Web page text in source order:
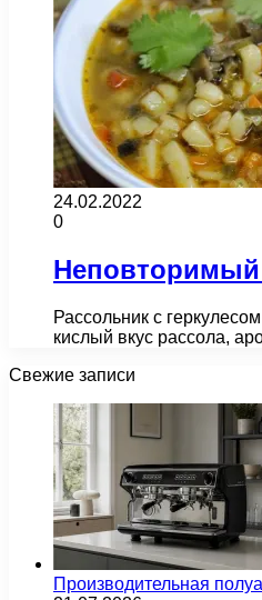
24.02.2022
0
Неповторимый
Рассольник с
кислый вкус рассола,
Свежие записи
Производительная